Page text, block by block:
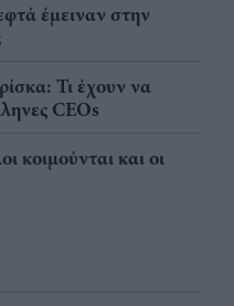
έμειναν στην
Τι έχουν να
CEOs
κοιμούνται και οι